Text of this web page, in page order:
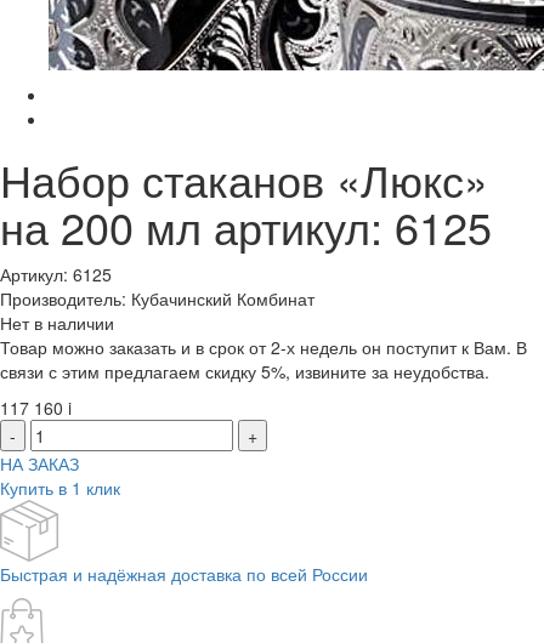
Набор стаканов «Люкс»
на 200 мл артикул: 6125
Артикул: 6125
Производитель: Кубачинский Комбинат
Нет в наличии
Товар можно заказать и в срок от 2-х недель он поступит к Вам. В
связи с этим предлагаем скидку 5%, извините за неудобства.
117 160 i
-
+
НА ЗАКАЗ
Купить в 1 клик
Быстрая и надёжная доставка по всей России